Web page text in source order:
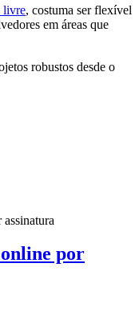
livre, costuma ser flexível
em áreas que
robustos desde o
por